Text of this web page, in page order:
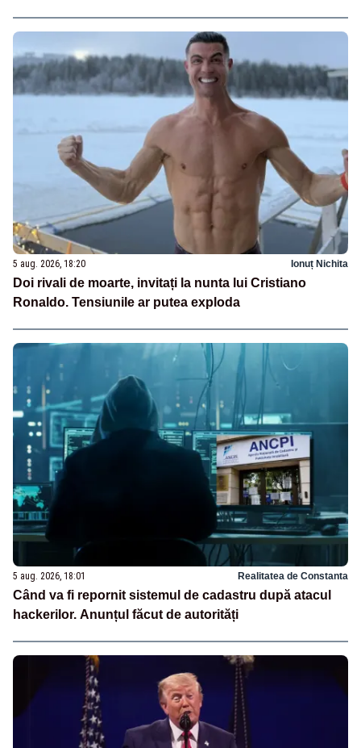
5 aug. 2026, 18:20 Ionuț Nichita
Doi rivali de moarte, invitați la nunta lui Cristiano
Ronaldo. Tensiunile ar putea exploda
5 aug. 2026, 18:01 Realitatea de Constanta
Când va fi repornit sistemul de cadastru după atacul
hackerilor. Anunțul făcut de autorități